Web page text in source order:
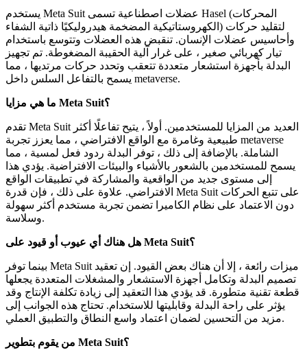
يستخدم Meta Suit عضلات اصطناعية تسمى Hasel (المحركات
الكهروستاتيكية المضخمة هيدروليكيًا ذاتية الشفاء) لتقليد حركات
وأحاسيس عضلات الإنسان. تنقبض هذه العضلات وتتوسع باستخدام
تيار كهربائي صغير ، على غرار آلية الحقيبة المضغوطة. تم تجهيز
البدلة بأجهزة استشعار متعددة تتعقب وتحدد حركات مرتديها ، مما
يسمح بالتفاعل السلس داخل metaverse.
ما هي مزايا Meta Suit؟
تقدم Meta Suit العديد من المزايا للمستخدمين. أولاً ، يتيح تفاعلًا أكثر
طبيعية وغامرة مع الواقع الافتراضي ، مما يعزز تجربة metaverse
الشاملة. بالإضافة إلى ذلك ، توفر البدلة ردود فعل لمسية ، مما
يسمح للمستخدمين بالشعور بالأشياء والبيئات الافتراضية. يؤدي هذا
إلى مستوى جديد من الواقعية والمشاركة في تطبيقات الواقع
الافتراضي. علاوة على ذلك ، فإن قدرة Meta Suit على تتبع الحركات
دون الاعتماد على نظام الكاميرا تضمن تجربة مستخدم أكثر سهولة
وسلاسة.
هل هناك أي عيوب أو قيود على Meta Suit؟
بينما توفر Meta Suit ميزات رائعة ، إلا أن هناك بعض القيود. إن تعقيد
تصميم البدلة وتكامل أجهزة الاستشعار والمشغلات المتعددة يجعلها
قطعة تقنية متطورة. قد يؤدي هذا التعقيد إلى زيادة تكلفة الإنتاج وقد
يؤثر على راحة البدلة وقابليتها للاستخدام. تحتاج هذه الجوانب إلى
مزيد من التحسين لضمان اعتماد واسع النطاق والتطبيق العملي.
من يقوم بتطوير Meta Suit؟